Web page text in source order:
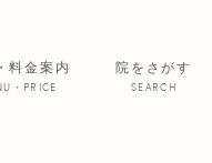
料金案内
・PRICE
院をさがす
SEARCH